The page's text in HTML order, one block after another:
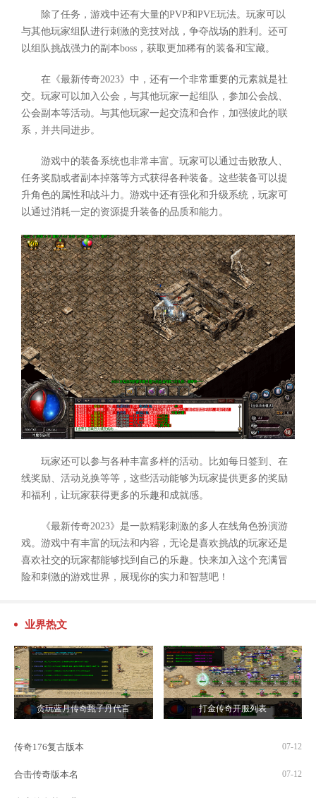
除了任务，游戏中还有大量的PVP和PVE玩法。玩家可以
与其他玩家组队进行刺激的竞技对战，争夺战场的胜利。还可
以组队挑战强力的副本boss，获取更加稀有的装备和宝藏。
在《最新传奇2023》中，还有一个非常重要的元素就是社
交。玩家可以加入公会，与其他玩家一起组队，参加公会战、
公会副本等活动。与其他玩家一起交流和合作，加强彼此的联
系，并共同进步。
游戏中的装备系统也非常丰富。玩家可以通过击败敌人、
任务奖励或者副本掉落等方式获得各种装备。这些装备可以提
升角色的属性和战斗力。游戏中还有强化和升级系统，玩家可
以通过消耗一定的资源提升装备的品质和能力。
玩家还可以参与各种丰富多样的活动。比如每日签到、在
线奖励、活动兑换等等，这些活动能够为玩家提供更多的奖励
和福利，让玩家获得更多的乐趣和成就感。
《最新传奇2023》是一款精彩刺激的多人在线角色扮演游
戏。游戏中有丰富的玩法和内容，无论是喜欢挑战的玩家还是
喜欢社交的玩家都能够找到自己的乐趣。快来加入这个充满冒
险和刺激的游戏世界，展现你的实力和智慧吧！
业界热文
贪玩蓝月传奇甄子丹代言 打金传奇开服列表
传奇176复古版本 07-12
合击传奇版本名 07-12